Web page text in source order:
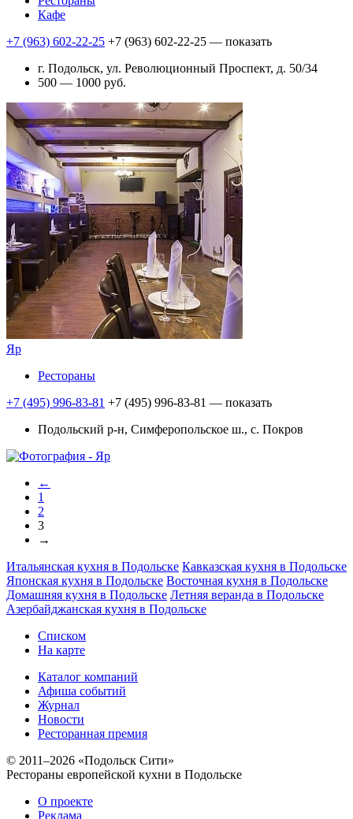
Кафе
+7 (963) 602-22-25 +7 (963) 602-22-25 — показать
г. Подольск, ул. Революционный Проспект, д. 50/34
500 — 1000 руб.
Яр
Рестораны
+7 (495) 996-83-81 +7 (495) 996-83-81 — показать
Подольский р-н, Симферопольское ш., с. Покров
←
1
2
3
→
Итальянская кухня в Подольске Кавказская кухня в Подольске
Японская кухня в Подольске Восточная кухня в Подольске
Домашняя кухня в Подольске Летняя веранда в Подольске
Азербайджанская кухня в Подольске
Списком
На карте
Каталог компаний
Афиша событий
Журнал
Новости
Ресторанная премия
© 2011–2026 «Подольск Сити»
Рестораны европейской кухни в Подольске
О проекте
Реклама